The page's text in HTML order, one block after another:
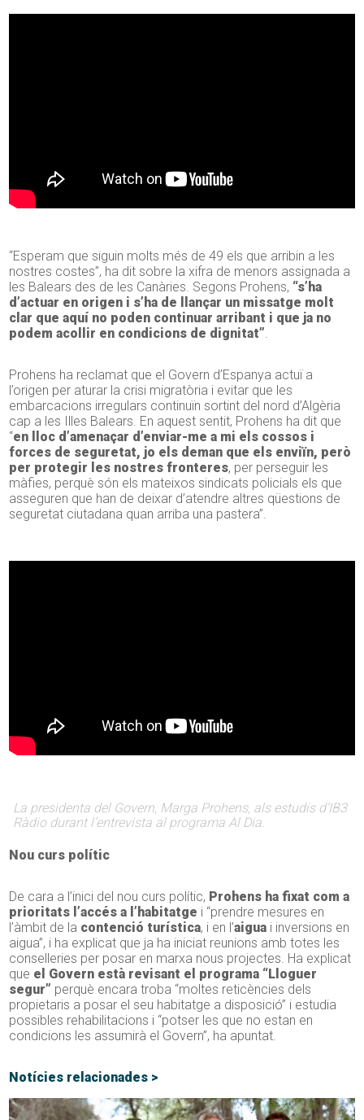
“Esperam que siguin molts més de 49 els que arribin a les
nostres costes”, ha dit sobre la xifra de menors assignada a
les Balears des de les Canàries. Segons Prohens, “s’ha
d’actuar en origen i s’ha de llançar un missatge molt
clar que aquí no poden continuar arribant i que ja no
podem acollir en condicions de dignitat”
Prohens ha reclamat que el Govern d’Espanya actuï a
l’origen per aturar la crisi migratòria i evitar que les
embarcacions irregulars continuïn sortint del nord d’Algèria
cap a les Illes Balears. En aquest sentit, Prohens ha dit que
“en lloc d’amenaçar d’enviar-me a mi els cossos i
forces de seguretat, jo els deman que els enviïn, però
per protegir les nostres fronteres, per perseguir les
màfies, perquè són els mateixos sindicats policials els que
asseguren que han de deixar d’atendre altres qüestions de
seguretat ciutadana quan arriba una pastera”.
La presidenta del Govern, Marga Prohens, als estudis d’IB3
Ràdio durant l’entrevista al programaAl Dia.
Nou curs polític
De cara a l’inici del nou curs polític, Prohens ha fixat com a
prioritats l’accés a l’habitatge i “prendre mesures en
l’àmbit de la contenció turística, i en l’aigua i inversions en
aigua”, i ha explicat que ja ha iniciat reunions amb totes les
conselleries per posar en marxa nous projectes. Ha explicat
que el Govern està revisant el programa “Lloguer
segur” perquè encara troba “moltes reticències dels
propietaris a posar el seu habitatge a disposició” i estudia
possibles rehabilitacions i “potser les que no estan en
condicions les assumirà el Govern”, ha apuntat.
Notícies relacionades >